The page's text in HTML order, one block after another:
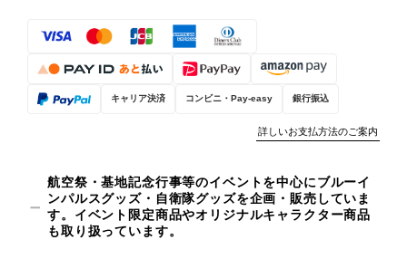
キャリア決済 コンビニ・Pay-easy 銀行振込
詳しいお支払方法のご案内
航空祭・基地記念行事等のイベントを中心にブルーイ
ンパルスグッズ・自衛隊グッズを企画・販売していま
す。イベント限定商品やオリジナルキャラクター商品
も取り扱っています。